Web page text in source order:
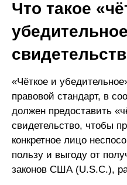
Что такое
«Чёткое и
правовой стандарт, в
должен предоставить
свидетельство, чтобы
конкретное лицо
пользу и выгоду от
законов США (U.S.C.),